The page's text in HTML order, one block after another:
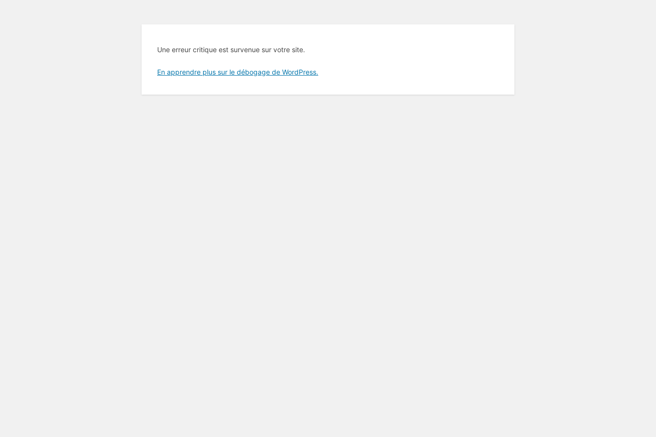
Une erreur critique est survenue sur votre site.
En apprendre plus sur le débogage de WordPress.